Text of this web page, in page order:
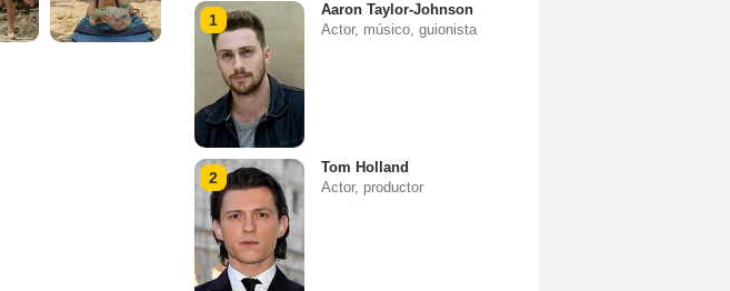
1
Aaron Taylor-Johnson
Actor, músico, guionista
2
Tom Holland
Actor, productor